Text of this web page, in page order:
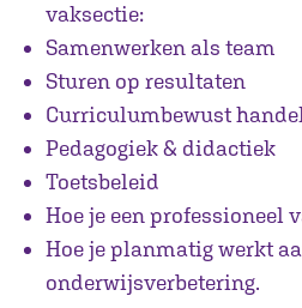
vaksectie:
Samenwerken als team
Sturen op resultaten
Curriculumbewust
Pedagogiek & didactiek
Toetsbeleid
Hoe je een professioneel
Hoe je planmatig werkt
onderwijsverbetering.